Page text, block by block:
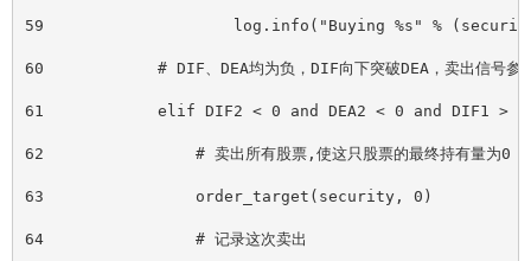
59                    log.info("Buying %s" %
60            # DIF、DEA均为负，DIF向下突破DEA，卖出信号参
61            elif DIF2 < 0 and DEA2 < 0 and DIF1 >
62                # 卖出所有股票,使这只股票的最终持有量为0
63                order_target(security, 0)
64                # 记录这次卖出